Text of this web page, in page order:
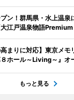
ン！群馬県・水上温泉
江戸温泉物語
高まりに対応】東京メ
ホール～Living～』オ
もっと見る